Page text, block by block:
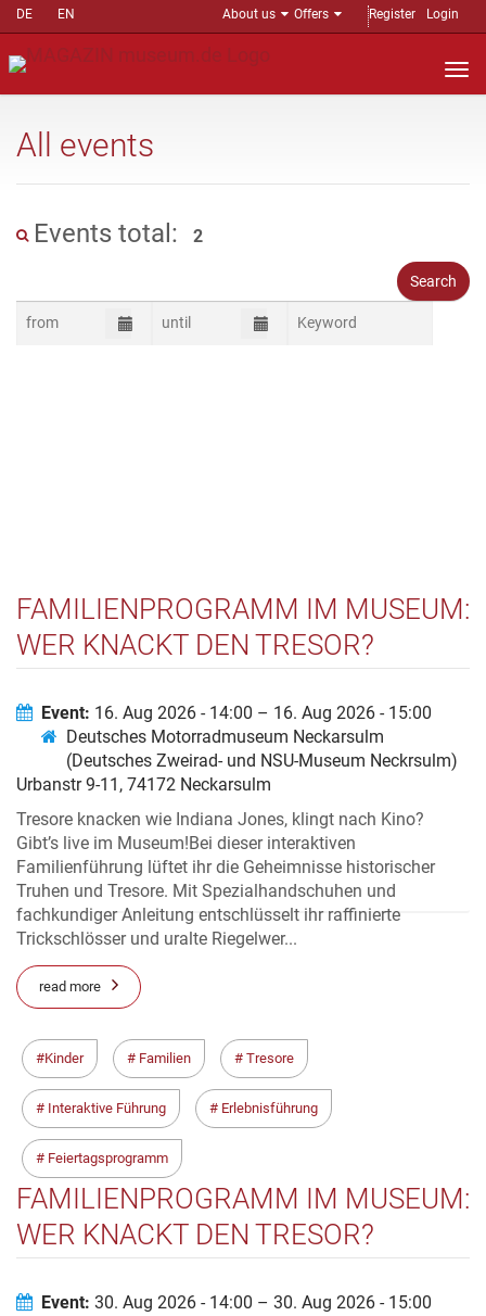
DE EN About us Offers Register Login
All events
Events total: 2
FAMILIENPROGRAMM IM MUSEUM:
WER KNACKT DEN TRESOR?
Event: 16. Aug 2026 - 14:00 – 16. Aug 2026 - 15:00
Deutsches Motorradmuseum Neckarsulm
(Deutsches Zweirad- und NSU-Museum Neckrsulm)
Urbanstr 9-11, 74172 Neckarsulm
Tresore knacken wie Indiana Jones, klingt nach Kino?
Gibt’s live im Museum!Bei dieser interaktiven
Familienführung lüftet ihr die Geheimnisse historischer
Truhen und Tresore. Mit Spezialhandschuhen und
fachkundiger Anleitung entschlüsselt ihr raffinierte
Trickschlösser und uralte Riegelwer...
read more
Kinder Familien Tresore
Interaktive Führung Erlebnisführung
Feiertagsprogramm
FAMILIENPROGRAMM IM MUSEUM:
WER KNACKT DEN TRESOR?
Event: 30. Aug 2026 - 14:00 – 30. Aug 2026 - 15:00